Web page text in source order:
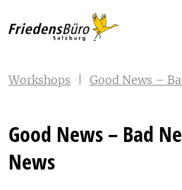
Workshops Good News –
Good News – Bad
News